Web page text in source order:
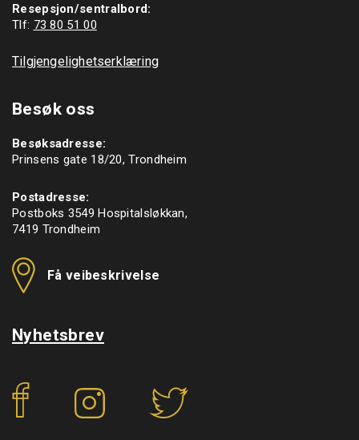
Resepsjon/sentralbord:
Tlf: 73 80 51 00
Tilgjengelighetserklæring
Besøk oss
Besøksadresse:
Prinsens gate 18/20, Trondheim
Postadresse:
Postboks 3549 Hospitalsløkkan,
7419 Trondheim
Få veibeskrivelse
Nyhetsbrev
f